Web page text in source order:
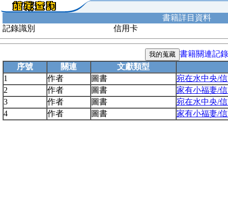
書籍詳目資料
記錄識別
信用卡
書籍關連記錄
序號
關連
文獻類型
1
作者 圖書
宛在水中央/
2
作者 圖書
家有小福妻/
3
作者 圖書
宛在水中央/
4
作者 圖書 家有小福妻/